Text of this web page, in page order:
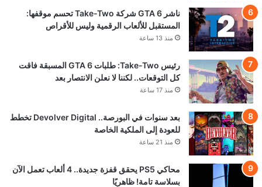
ناشر GTA 6 شركة Take-Two تحسم موقفها:
المستقبل للألعاب الرقمية وليس للأقراص
منذ 13 ساعة
رئيس Take-Two: طلبات GTA 6 المسبقة فاقت
كل التوقعات.. لكننا لا نعلن الانتصار بعد
منذ 17 ساعة
بعد سنوات في البورصة.. Devolver Digital تخطط
للعودة إلى الملكية الخاصة
منذ 21 ساعة
محاكي PS5 يحقق قفزة جديدة.. 4 ألعاب تعمل الآن
بسلاسة تامة! ظاهريًا